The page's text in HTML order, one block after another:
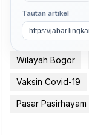
Tautan artikel
Wilayah Bogor
Vaksin Covid-19
Pasar Pasirhayam